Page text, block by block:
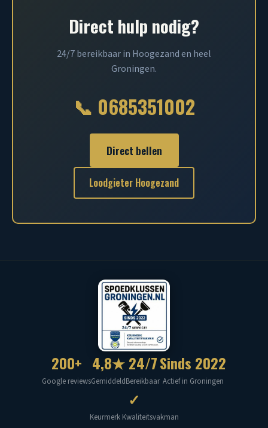
Direct hulp nodig?
24/7 bereikbaar in Hoogezand en heel
Groningen.
📞 0685351002
Direct bellen
Loodgieter Hoogezand
200+
Google reviews
4,8★
Gemiddeld
24/7
Bereikbaar
Sinds 2022
Actief in Groningen
✓
Keurmerk Kwaliteitsvakman